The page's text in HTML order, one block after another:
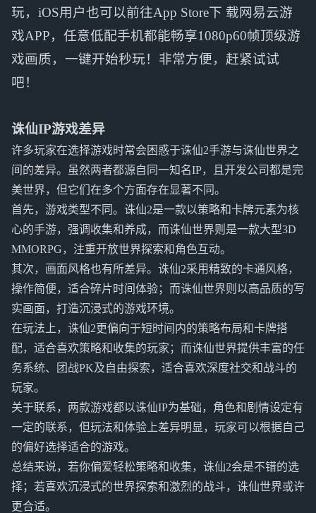
玩，iOS用户也可以前往App Store下 载网易云游
戏APP，任意低配手机都能畅享1080p60帧顶级游
戏画质，一键开始秒玩！非常方便，赶紧试试
吧！
诛仙IP游戏差异
许多玩家在选择游戏时常会困惑于诛仙2手游与诛仙世界之
间的差异。虽然两者都源自同一知名IP，且开发公司都是完
美世界，但它们在多个方面存在显著不同。
首先，游戏类型不同。诛仙2是一款以策略和卡牌元素为核
心的手游，强调收集和养成，而诛仙世界则是一款大型3D
MMORPG，注重开放世界探索和角色互动。
其次，画面风格也有所差异。诛仙2采用精致的卡通风格，
操作简便，适合碎片时间体验；而诛仙世界则以高品质的写
实画面，打造沉浸式的游戏环境。
在玩法上，诛仙2更偏向于短时间内的策略布局和卡牌搭
配，适合喜欢策略和收集的玩家；而诛仙世界提供丰富的任
务系统、团战PK及自由探索，适合喜欢深度社交和战斗的
玩家。
关于联系，两款游戏都以诛仙IP为基础，角色和剧情设定有
一定的联系，但玩法和体验上差异明显，玩家可以根据自己
的偏好选择适合的游戏。
总结来说，若你偏爱轻松策略和收集，诛仙2会是不错的选
择；若喜欢沉浸式的世界探索和激烈的战斗，诛仙世界或许
更合适。